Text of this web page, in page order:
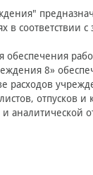
в соответствии
8»
расходов
отпусков